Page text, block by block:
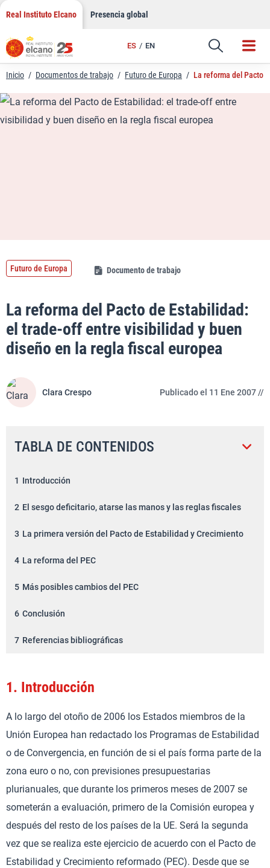
Saltar
contenido
Real Instituto Elcano Presencia global
ES EN
Enlace
Inicio / Documentos de trabajo / Futuro de Europa / La reforma del Pacto
La reforma del Pacto de Estabilidad:
el trade-off entre visibilidad y buen
diseño en la regla fiscal europea
Futuro de Europa Documento de trabajo
Clara Crespo Publicado el 11 Ene 2007 //
TABLA DE CONTENIDOS
1 Introducción
2 El sesgo deficitario, atarse las manos y las reglas fiscales
3 La primera versión del Pacto de Estabilidad y Crecimiento
4 La reforma del PEC
5 Más posibles cambios del PEC
6 Conclusión
7 Referencias bibliográficas
1. Introducción
A lo largo del otoño de 2006 los Estados miembros de la
Unión Europea han redactado los Programas de Estabilidad
o de Convergencia, en función de si el país forma parte de la
zona euro o no, con previsiones presupuestarias
plurianuales, que durante los primeros meses de 2007 se
someterán a evaluación, primero de la Comisión europea y
después del resto de los países de la UE. Será la segunda
vez que se realiza este ejercicio de acuerdo con el Pacto de
Estabilidad y Crecimiento reformado (PEC). Desde que se